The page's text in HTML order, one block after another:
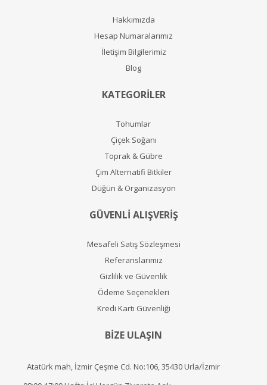
Hakkımızda
Hesap Numaralarımız
İletişim Bilgilerimiz
Blog
KATEGORİLER
Tohumlar
Çiçek Soğanı
Toprak & Gübre
Çim Alternatifi Bitkiler
Düğün & Organizasyon
GÜVENLİ ALIŞVERİŞ
Mesafeli Satış Sözleşmesi
Referanslarımız
Gizlilik ve Güvenlik
Ödeme Seçenekleri
Kredi Kartı Güvenliği
BİZE ULAŞIN
Atatürk mah, İzmir Çeşme Cd. No:106, 35430 Urla/İzmir